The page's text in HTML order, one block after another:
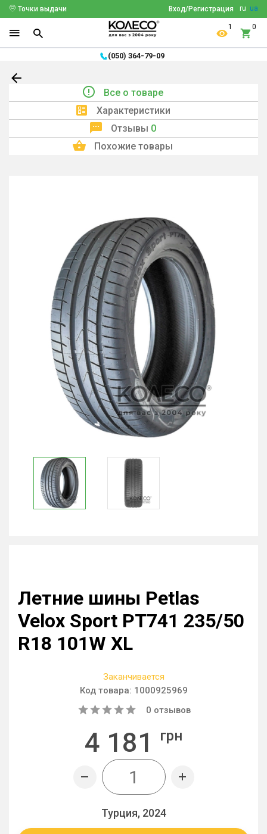
ru ua
Вход/Регистрация
Точки выдачи
1 0
(050) 364-79-09
Все о товаре
Характеристики
Отзывы 0
Похожие товары
Летние шины Petlas
Velox Sport PT741 235/50
R18 101W XL
Заканчивается
Код товара: 1000925969
0 отзывов
4 181 грн
Турция, 2024